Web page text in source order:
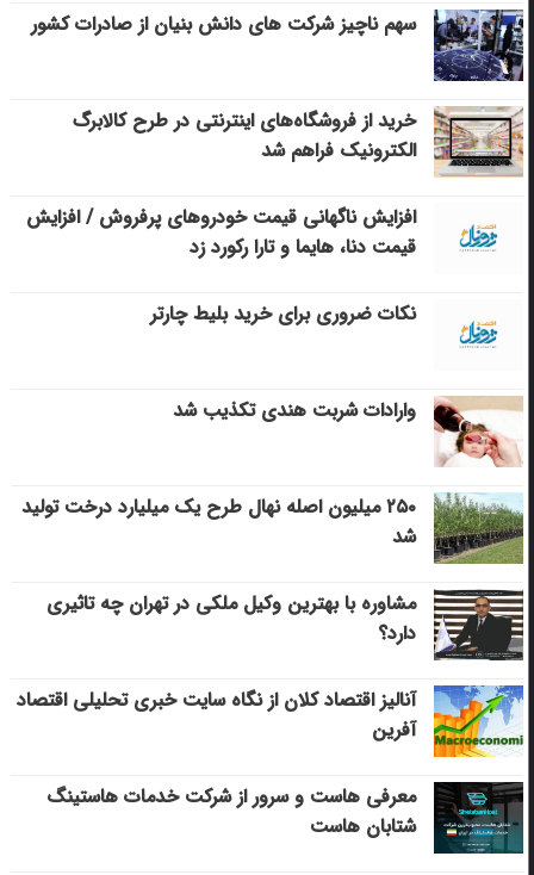
سهم ناچیز شرکت های دانش بنیان از صادرات کشور
خرید از فروشگاه‌های اینترنتی در طرح کالابرگ
الکترونیک فراهم شد
افزایش ناگهانی قیمت خودروهای پرفروش / افزایش
قیمت دنا، هایما و تارا رکورد زد
نکات ضروری برای خرید بلیط چارتر
وارادات شربت هندی تکذیب شد
۲۵۰ میلیون اصله نهال طرح یک میلیارد درخت تولید
شد
مشاوره با بهترین وکیل ملکی در تهران چه تاثیری
دارد؟
آنالیز اقتصاد کلان از نگاه سایت خبری تحلیلی اقتصاد
آفرین
معرفی هاست و سرور از شرکت خدمات هاستینگ
شتابان هاست